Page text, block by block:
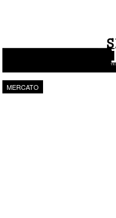
Vai al contenuto
MERCATO